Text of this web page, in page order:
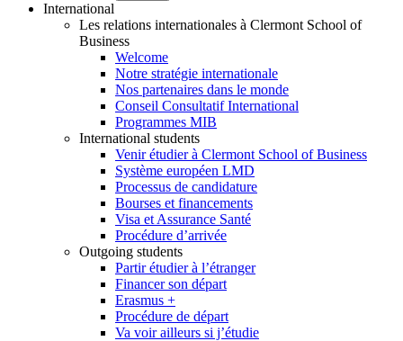
International
Les relations internationales à Clermont School of
Business
Welcome
Notre stratégie internationale
Nos partenaires dans le monde
Conseil Consultatif International
Programmes MIB
International students
Venir étudier à Clermont School of Business
Système européen LMD
Processus de candidature
Bourses et financements
Visa et Assurance Santé
Procédure d’arrivée
Outgoing students
Partir étudier à l’étranger
Financer son départ
Erasmus +
Procédure de départ
Va voir ailleurs si j’étudie